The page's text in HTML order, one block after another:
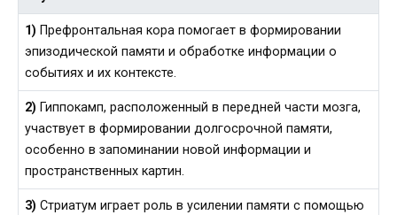
1) Префронтальная кора помогает в формировании
эпизодической памяти и обработке информации о
событиях и их контексте.
2) Гиппокамп, расположенный в передней части мозга,
участвует в формировании долгосрочной памяти,
особенно в запоминании новой информации и
пространственных картин.
3) Стриатум играет роль в усилении памяти с помощью